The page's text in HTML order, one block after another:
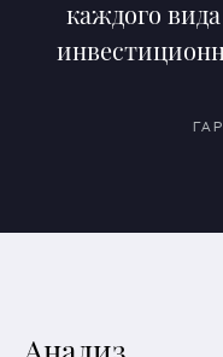
каждого